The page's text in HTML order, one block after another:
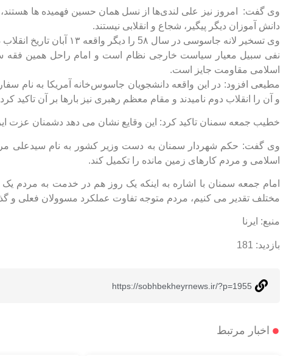
وی گفت: امروز نیز علی لندی‌ها از نسل همان حسین فهمیده ها
دانش آموزان دیگر پیگیر، شجاع و انقلابی نیستند.
وی تسخیر لانه جاسوسی در سال 5٨ را دیگر واقعه ١٣ آبان تاریخ انقلاب دانست و افزود:
نفی سبیل معیار سیاست خارجی نظام است و امام راحل همین فقه
اسلامی مقاومت جایز است.
مطیعی افزود: در این واقعه دانشجویان جاسوس‌خانه آمریکا به نام
و آن را انقلاب دوم نامیدند و مقام معظم رهبری نیز بارها بر آن تاکید
خطیب جمعه سمنان تاکید کرد: این وقایع نشان می دهد دشمنان عزت
وی گفت: حکم شهردار سمنان به دست وزیر کشور به نام سیدعلی
اسلامی و مردم کارهای زمین مانده را تکمیل کند.
امام جمعه سمنان با اشاره به اینکه یک روز هم در خدمت به مردم
مختلف تقدیر می کنیم، مردم متوجه تفاوت عملکرد مسوولان فعلی و
منبع: ایرنا
بازدید: 181
https://sobhbekheyrnews.ir/?p=1955
اخبار مرتبط